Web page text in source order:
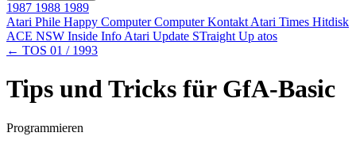
1987 1988 1989
Atari Phile Happy ComputerComputer Kontakt Atari Times Hitdisk
ACE NSW Inside Info Atari Update STraight Up atos
← TOS 01 / 1993
Tips und Tricks für GfA-Basic
Programmieren